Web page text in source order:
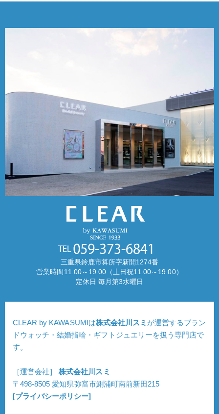
三重県鈴鹿市算所字新開1274番
営業時間11:00～19:00（土日祝11:00～19:00）
定休日 毎月第3水曜日
CLEAR by KAWASUMIは株式会社川スミ が運営するブラン
ドウォッチ・結婚指輪・ギフトジュエリーを扱う専門店で
す。
［運営会社］株式会社川スミ
〒498-8505 愛知県弥富市鯏浦町南前新田215
[プライバシーポリシー]